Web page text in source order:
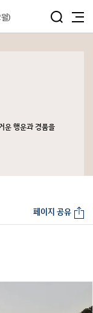
)
운 행운과 경품을
페이지 공유